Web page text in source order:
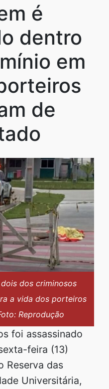
é
dentro
em
de
dos criminosos
a vida dos porteiros
Reprodução
foi assassinado
feira (13)
Reserva das
Universitária,